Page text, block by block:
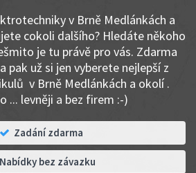
v Brně Medlánkách a
cokoli dalšího? Hledáte někoho
je tu právě pro vás. Zdarma
pak už si jen vyberete nejlepší z
v Brně Medlánkách a okolí .
... levněji a bez firem :-)
Zadání zdarma
Nabídky bez závazku